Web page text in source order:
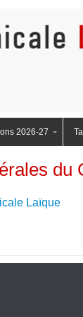
2026-27
du
Laïque